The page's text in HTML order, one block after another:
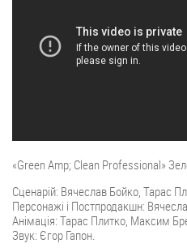
«Green Amp; Clean Professional»
Сценарій: Вячеслав Бойко, Тарас
Персонажі і Постпродакшн:
Анімація: Тарас Плитко, Максим
Звук: Єгор Гапон.